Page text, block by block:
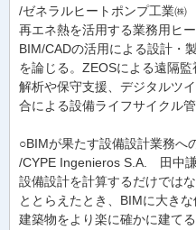
/ゼネラルヒートポンプ工業
再エネ熱を活用する業務用ヒ
BIM/CADの活用による設計・
を論じる。ZEOSによる遠隔
解析や保守支援、デジタルツ
合による設備ライフサイクル
○BIMが果たす設備設計業務へ
/CYPE Ingenieros S.A. 田中
設備設計を計算するだけでは
ととらえたとき、BIMに大き
建築物をより楽に確かに建て